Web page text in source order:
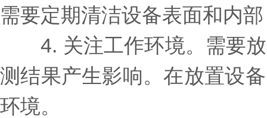
需要定期清洁设备表面和内
4. 关注工作环境。需要放
测结果产生影响。在放置设
环境。